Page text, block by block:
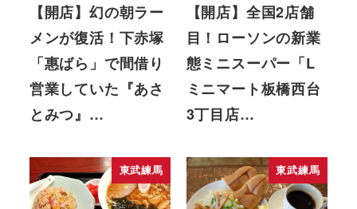
【開店】幻の朝ラー
メンが復活！下赤塚
「惠ばら」で間借り
営業していた『あさ
とみつ』…
【開店】全国2店舗
目！ローソンの新業
態ミニスーパー「L
ミニマート板橋西台
3丁目店…
東武練馬 東武練馬